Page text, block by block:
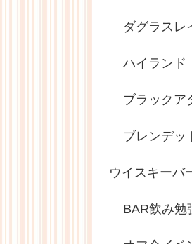
ダグラスレ
ハイランド
ブラックア
ブレンデッ
ウイスキーバ
BAR飲み勉